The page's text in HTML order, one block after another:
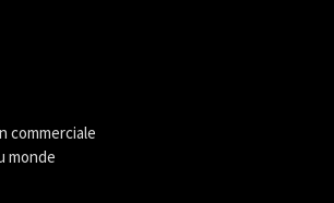
commerciale
monde